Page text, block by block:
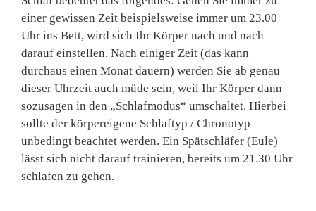
einer gewissen Zeit beispielsweise immer um 23.00
Uhr ins Bett, wird sich Ihr Körper nach und nach
darauf einstellen. Nach einiger Zeit (das kann
durchaus einen Monat dauern) werden Sie ab genau
dieser Uhrzeit auch müde sein, weil Ihr Körper dann
sozusagen in den „Schlafmodus“ umschaltet. Hierbei
sollte der körpereigene Schlaftyp / Chronotyp
unbedingt beachtet werden. Ein Spätschläfer (Eule)
lässt sich nicht darauf trainieren, bereits um 21.30 Uhr
schlafen zu gehen.